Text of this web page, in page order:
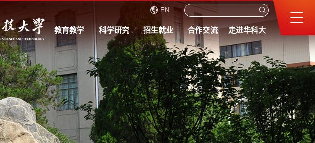
EN
教育教学 科学研究 招生就业 合作交流 走进华科大